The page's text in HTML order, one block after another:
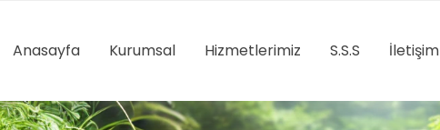
Anasayfa Kurumsal Hizmetlerimiz S.S.S İletişim